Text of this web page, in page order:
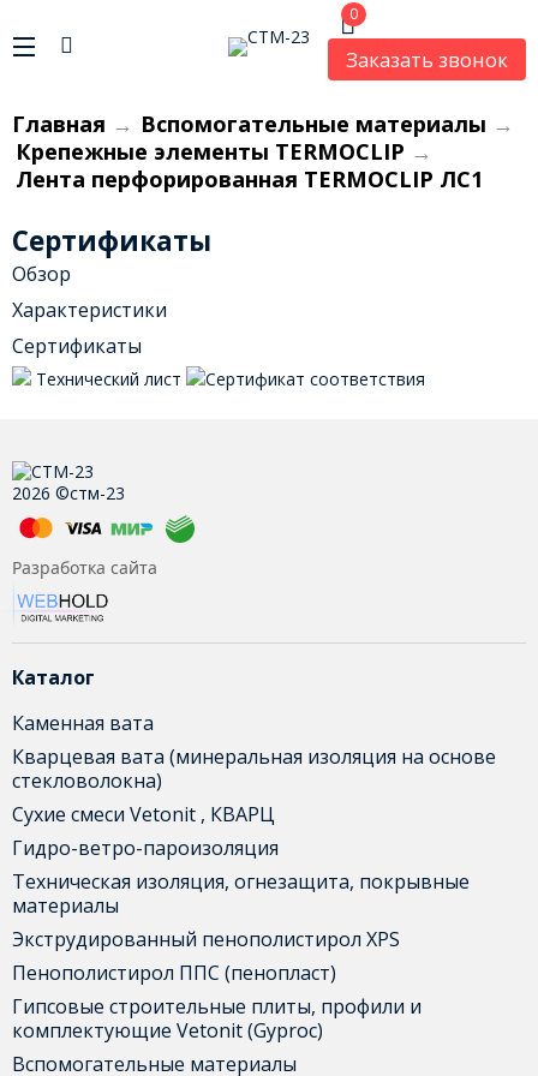
0
Заказать звонок
Главная → Вспомогательные материалы →
Крепежные элементы TERMOCLIP →
Лента перфорированная TERMOCLIP ЛС1
Сертификаты
Обзор
Характеристики
Сертификаты
Технический лист Сертификат соответствия
2026 ©стм-23
Разработка сайта
Каталог
Каменная вата
Кварцевая вата (минеральная изоляция на основе
стекловолокна)
Сухие смеси Vetonit , КВАРЦ
Гидро-ветро-пароизоляция
Техническая изоляция, огнезащита, покрывные
материалы
Экструдированный пенополистирол XPS
Пенополистирол ППС (пенопласт)
Гипсовые строительные плиты, профили и
комплектующие Vetonit (Gyproc)
Вспомогательные материалы